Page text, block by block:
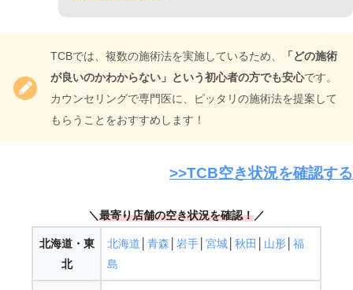
TCBでは、複数の施術法を実施しているため、
「どの施術
が良いのかわからない」という初心者の方でも安心です。
カウンセリングで専門医に、ピッタリの施術法を提案して
もらうことをおすすめします！
>>TCB空き状況を確認する
＼最寄り店舗の空き状況を確認！／
北海道・東
北
北海道 青森 岩手 宮城 秋田 山形 福
島